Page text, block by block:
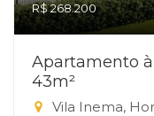
R$ 268.200
Apartamento
43m²
Vila Inema,